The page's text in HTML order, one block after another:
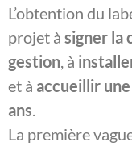
L’obtention du
projet à signer la
gestion , à
et à accueillir
ans
La première